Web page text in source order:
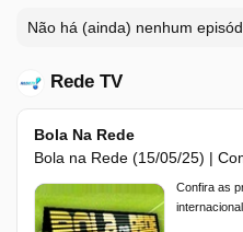
Não há (ainda) nenhum
Rede TV
Bola Na Rede
Bola na Rede (15/05/25) |
Confira as